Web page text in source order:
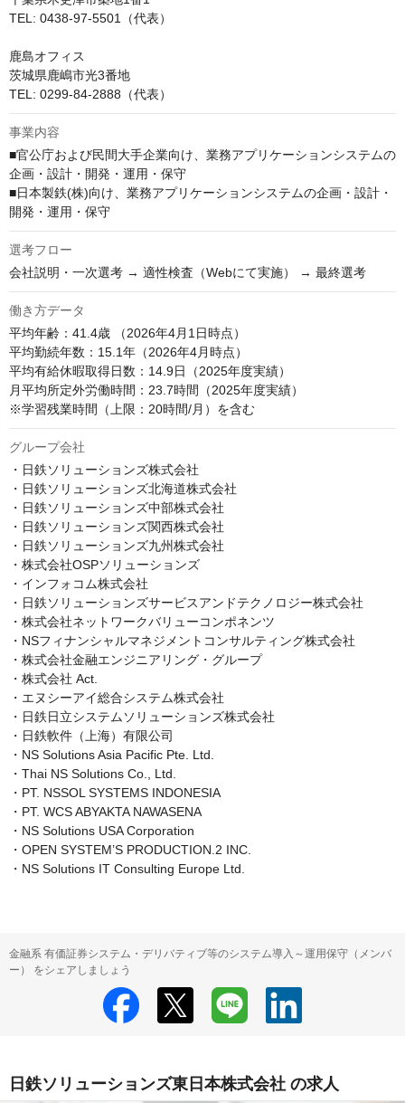
TEL: 0438-97-5501（代表）
鹿島オフィス
茨城県鹿嶋市光3番地
TEL: 0299-84-2888（代表）
事業内容
■官公庁および民間大手企業向け、業務アプリケーションシステムの
企画・設計・開発・運用・保守
■日本製鉄(株)向け、業務アプリケーションシステムの企画・設計・
開発・運用・保守
選考フロー
会社説明・一次選考 → 適性検査（Webにて実施） → 最終選考
働き方データ
平均年齢：41.4歳 （2026年4月1日時点）
平均勤続年数：15.1年（2026年4月時点）
平均有給休暇取得日数：14.9日（2025年度実績）
月平均所定外労働時間：23.7時間（2025年度実績）
※学習残業時間（上限：20時間/月）を含む
グループ会社
・日鉄ソリューションズ株式会社
・日鉄ソリューションズ北海道株式会社
・日鉄ソリューションズ中部株式会社
・日鉄ソリューションズ関西株式会社
・日鉄ソリューションズ九州株式会社
・株式会社OSPソリューションズ
・インフォコム株式会社
・日鉄ソリューションズサービスアンドテクノロジー株式会社
・株式会社ネットワークバリューコンポネンツ
・NSフィナンシャルマネジメントコンサルティング株式会社
・株式会社金融エンジニアリング・グループ
・株式会社 Act.
・エヌシーアイ総合システム株式会社
・日鉄日立システムソリューションズ株式会社
・日鉄軟件（上海）有限公司
・NS Solutions Asia Pacific Pte. Ltd.
・Thai NS Solutions Co., Ltd.
・PT. NSSOL SYSTEMS INDONESIA
・PT. WCS ABYAKTA NAWASENA
・NS Solutions USA Corporation
・OPEN SYSTEM’S PRODUCTION.2 INC.
・NS Solutions IT Consulting Europe Ltd.
金融系 有価証券システム・デリバティブ等のシステム導入～運用保守（メンバ
ー） をシェアしましょう
日鉄ソリューションズ東日本株式会社 の求人